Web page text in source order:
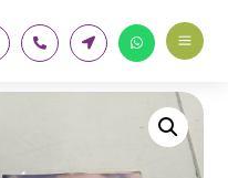
   a